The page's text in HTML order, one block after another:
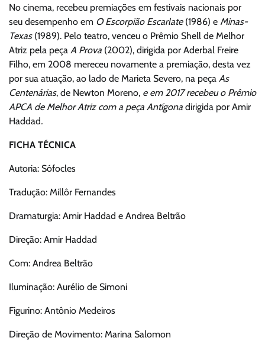
No cinema, recebeu premiações em festivais nacionais por
seu desempenho em O Escorpião Escarlate(1986) e Minas-
Texas(1989). Pelo teatro, venceu o Prêmio Shell de Melhor
Atriz pela peça A Prova (2002), dirigida por Aderbal Freire
Filho, em 2008 mereceu novamente a premiação, desta vez
por sua atuação, ao lado de Marieta Severo, na peça As
Centenárias, de Newton Moreno, e em 2017 recebeu o Prêmio
APCA de Melhor Atriz com a peça Antígona dirigida por Amir
Haddad.
FICHA TÉCNICA
Autoria: Sófocles
Tradução: Millôr Fernandes
Dramaturgia: Amir Haddad e Andrea Beltrão
Direção: Amir Haddad
Com: Andrea Beltrão
Iluminação: Aurélio de Simoni
Figurino: Antônio Medeiros
Direção de Movimento: Marina Salomon